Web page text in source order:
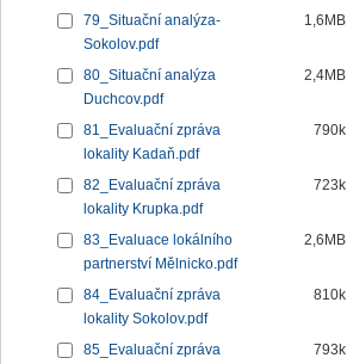
79_Situační analýza-
Sokolov.pdf
1,6MB
80_Situační analýza
Duchcov.pdf
2,4MB
81_Evaluační zpráva
lokality Kadaň.pdf
790k
82_Evaluační zpráva
lokality Krupka.pdf
723k
83_Evaluace lokálního
partnerství Mělnicko.pdf
2,6MB
84_Evaluační zpráva
lokality Sokolov.pdf
810k
85_Evaluační zpráva
793k